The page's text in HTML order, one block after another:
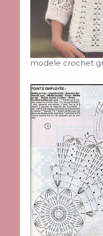
modele crochet